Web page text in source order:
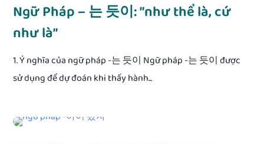
Ngữ Pháp – 는 듯이: ”như thể là, cứ
như là”
1. Ý nghĩa của ngữ pháp -는 듯이 Ngữ pháp -는 듯이 được
sử dụng để dự đoán khi thấy hành...